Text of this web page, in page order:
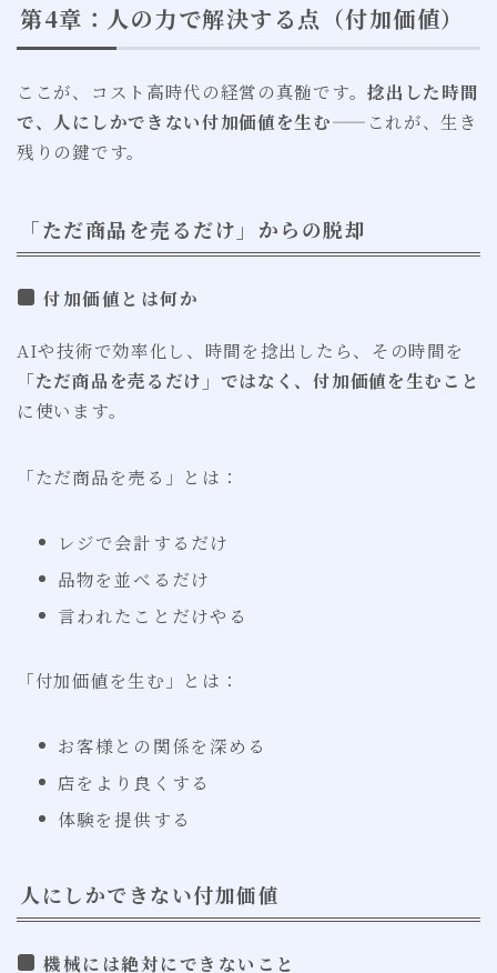
第4章：人の力で解決する点（付加価値）
ここが、コスト高時代の経営の真髄です。捻出した時間
で、人にしかできない付加価値を生む——これが、生き
残りの鍵です。
「ただ商品を売るだけ」からの脱却
付加価値とは何か
AIや技術で効率化し、時間を捻出したら、その時間を
「ただ商品を売るだけ」ではなく、付加価値を生むこと
に使います。
「ただ商品を売る」とは：
レジで会計するだけ
品物を並べるだけ
言われたことだけやる
「付加価値を生む」とは：
お客様との関係を深める
店をより良くする
体験を提供する
人にしかできない付加価値
機械には絶対にできないこと